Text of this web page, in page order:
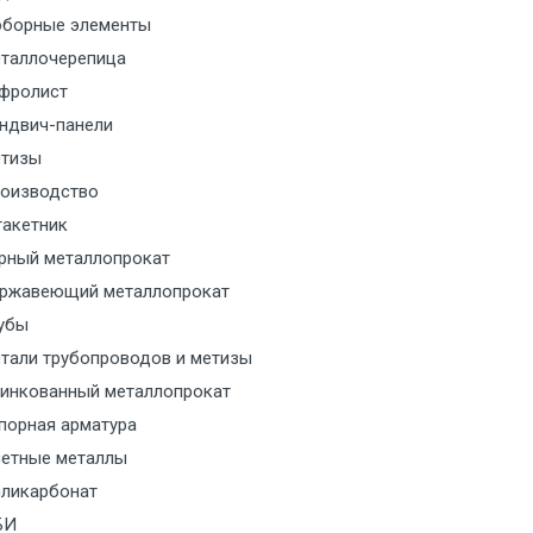
за МКАД
за МКАД
за МКАД
с транспортным
с транспортным
с транспортным
элементы
панели
металлопрокат
металлопрокат
трубопроводов и метизы
металлопрокат
арматура
металлы